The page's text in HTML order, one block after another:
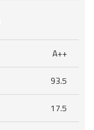
A++
93.5
17.5